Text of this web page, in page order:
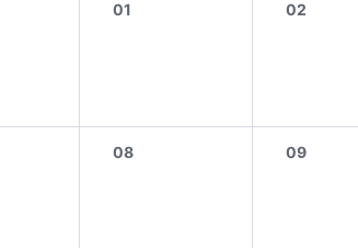
01 02
08 09